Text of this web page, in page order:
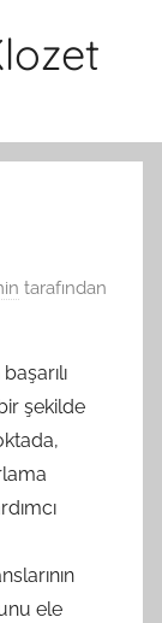
tarafından
şekilde
ele